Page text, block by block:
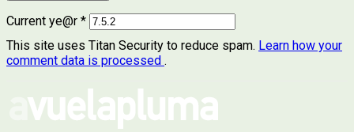
Current ye@r *
This site uses Titan Security to reduce spam. Learn how your
comment data is processed .